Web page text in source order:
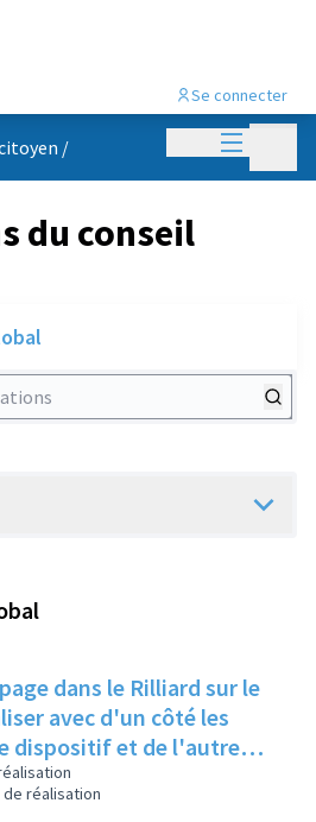
Menu
Se connecter
/
du conseil
dans le Rilliard sur le
avec d'un côté les
dispositif et de l'autre
concrets de lieux à
réalisation